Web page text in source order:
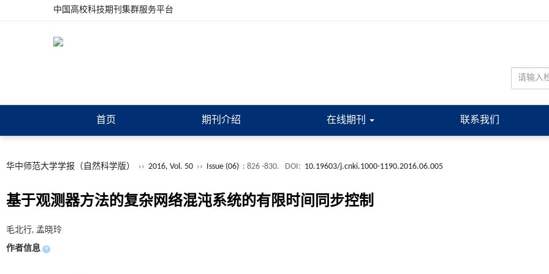
中国高校科技期刊集群服务平台
首页 期刊介绍 在线期刊 联系我们
华中师范大学学报（自然科学版） ›› 2016, Vol. 50 ›› Issue (06) : 826 -830. DOI: 10.19603/j.cnki.1000-1190.2016.06.005
基于观测器方法的复杂网络混沌系统的有限时间同步控制
毛北行, 孟晓玲
作者信息 +